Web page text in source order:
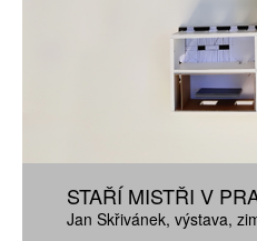
STAŘÍ MISTŘI V
Jan Skřivánek výstava